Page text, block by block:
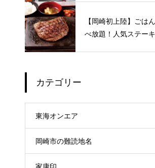
【岡崎初上陸】ごは
べ放題！人気ステー
カテゴリー
東海オンエア
岡崎市の難読地名
家康印